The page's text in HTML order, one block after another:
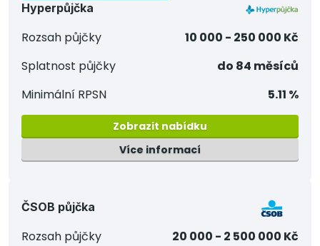
Hyperpůjčka
Rozsah půjčky
10 000 - 250 000 Kč
Splatnost půjčky
do 84 měsíců
Minimální RPSN
5.11 %
Zobrazit nabídku
Více informací
ČSOB půjčka
Rozsah půjčky
20 000 - 2 500 000 Kč